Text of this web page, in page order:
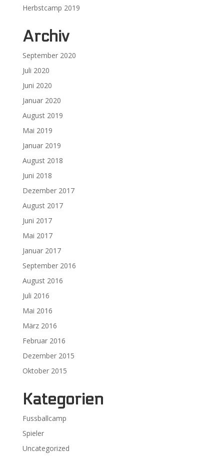
Herbstcamp 2019
Archiv
September 2020
Juli 2020
Juni 2020
Januar 2020
August 2019
Mai 2019
Januar 2019
August 2018
Juni 2018
Dezember 2017
August 2017
Juni 2017
Mai 2017
Januar 2017
September 2016
August 2016
Juli 2016
Mai 2016
März 2016
Februar 2016
Dezember 2015
Oktober 2015
Kategorien
Fussballcamp
Spieler
Uncategorized